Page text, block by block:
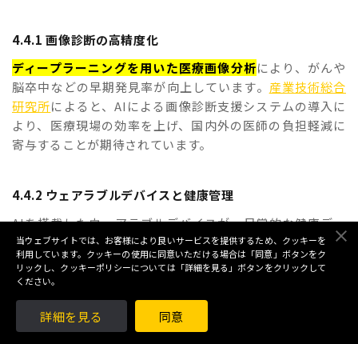
当ウェブサイトでは、お客様により良いサービスを提供するため、クッキーを
利用しています。クッキーの使用に同意いただける場合は「同意」ボタンをク
リックし、クッキーポリシーについては「詳細を見る」ボタンをクリックして
ください。
詳細を見る 同意
4.4.1 画像診断の高精度化
ディープラーニングを用いた医療画像分析により、がんや
脳卒中などの早期発見率が向上しています。 産業技術総合
研究所によると、AIによる画像診断支援システムの導入に
より、医療現場の効率を上げ、国内外の医師の負担軽減に
寄与することが期待されています。
4.4.2 ウェアラブルデバイスと健康管理
AIを搭載したウェアラブルデバイスが、日常的な健康デー
タを収集・分析し、個人に最適化された健康アドバイスを
提供しています。心拍数、血圧、睡眠パターンなどのデー
タをもとに、生活習慣病のリスク予測や予防的介入が可能
になっています。